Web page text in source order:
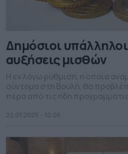
Δημόσιοι
αυξήσεις μισθών
22.01.2025 - 10.26